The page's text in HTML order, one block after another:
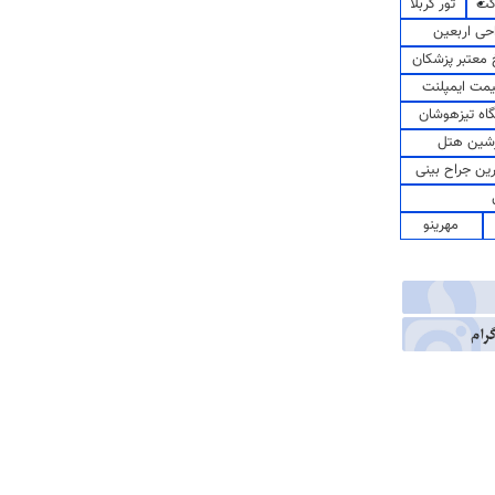
اربعین
پزشکان
ایمپلنت
تیزهوشان
هتل
جراح بینی
مهرینو